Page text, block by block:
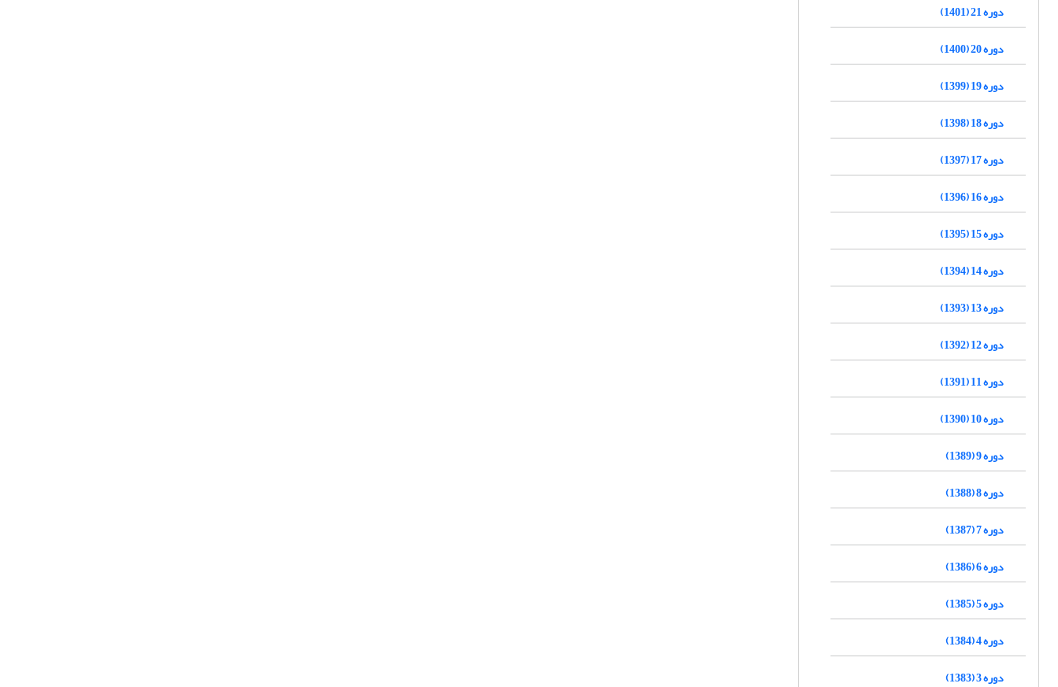
دوره 21 (1401)
دوره 20 (1400)
دوره 19 (1399)
دوره 18 (1398)
دوره 17 (1397)
دوره 16 (1396)
دوره 15 (1395)
دوره 14 (1394)
دوره 13 (1393)
دوره 12 (1392)
دوره 11 (1391)
دوره 10 (1390)
دوره 9 (1389)
دوره 8 (1388)
دوره 7 (1387)
دوره 6 (1386)
دوره 5 (1385)
دوره 4 (1384)
دوره 3 (1383)